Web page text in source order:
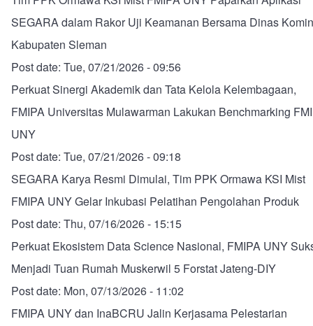
SEGARA dalam Rakor Uji Keamanan Bersama Dinas
Kabupaten Sleman
Post date: Tue, 07/21/2026 - 09:56
Perkuat Sinergi Akademik dan Tata Kelola Kelembagaan,
FMIPA Universitas Mulawarman Lakukan Benchmarking
UNY
Post date: Tue, 07/21/2026 - 09:18
SEGARA Karya Resmi Dimulai, Tim PPK Ormawa KSI Mist
FMIPA UNY Gelar Inkubasi Pelatihan Pengolahan Produk
Post date: Thu, 07/16/2026 - 15:15
Perkuat Ekosistem Data Science Nasional, FMIPA UNY
Menjadi Tuan Rumah Muskerwil 5 Forstat Jateng-DIY
Post date: Mon, 07/13/2026 - 11:02
FMIPA UNY dan InaBCRU Jalin Kerjasama Pelestarian